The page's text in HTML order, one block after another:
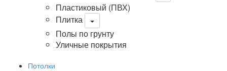
Пластиковый (ПВХ)
Плитка
Полы по грунту
Уличные покрытия
Потолки